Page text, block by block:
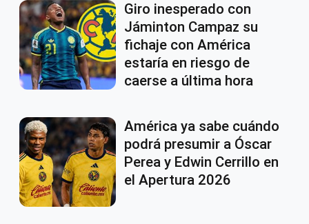
Giro inesperado con
Jáminton Campaz su
fichaje con América
estaría en riesgo de
caerse a última hora
América ya sabe cuándo
podrá presumir a Óscar
Perea y Edwin Cerrillo en
el Apertura 2026